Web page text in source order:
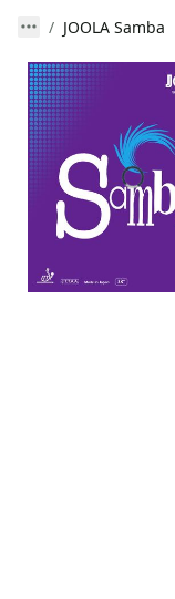
JOOLA Samba